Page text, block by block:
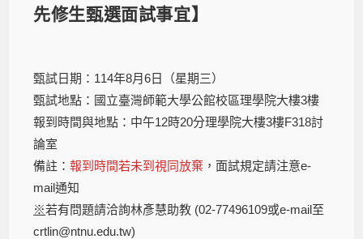
先修生甄選面試事宜】
甄試日期：114年8月6日（星期三）
甄試地點：國立臺灣師範大學公館校區理學院大樓3樓
報到時間與地點：中午12時20分理學院大樓3樓F318討
論室
備註：報到時間若未到視同放棄 ，面試規定請注意e-
mail通知
※若有問題請洽詢林彥慧助教 (02-77496109或e-mail至
crtlin@ntnu.edu.tw)